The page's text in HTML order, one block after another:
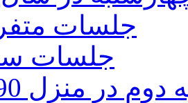
جلسات
جلسات
در منزل 1390